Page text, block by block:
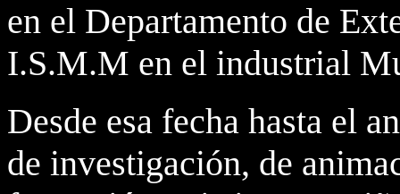
en el Departamento de
I.S.M.M en el industrial
Desde esa fecha hasta el
de investigación, de